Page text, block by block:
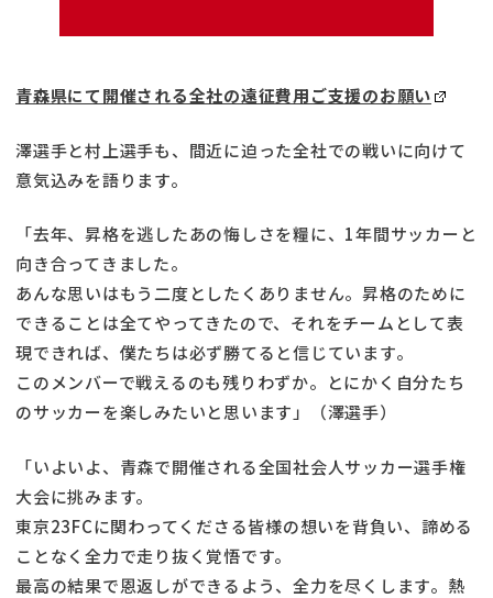
青森県にて開催される全社の遠征費用ご支援のお願い
澤選手と村上選手も、間近に迫った全社での戦いに向けて
意気込みを語ります。
「去年、昇格を逃したあの悔しさを糧に、1年間サッカーと
向き合ってきました。
あんな思いはもう二度としたくありません。昇格のために
できることは全てやってきたので、それをチームとして表
現できれば、僕たちは必ず勝てると信じています。
このメンバーで戦えるのも残りわずか。とにかく自分たち
のサッカーを楽しみたいと思います」（澤選手）
「いよいよ、青森で開催される全国社会人サッカー選手権
大会に挑みます。
東京23FCに関わってくださる皆様の想いを背負い、諦める
ことなく全力で走り抜く覚悟です。
最高の結果で恩返しができるよう、全力を尽くします。熱